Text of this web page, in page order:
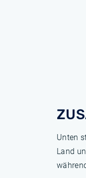
Unten
Land